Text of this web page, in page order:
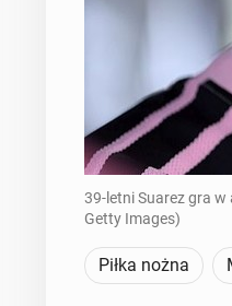
39-letni Suarez gra w
Getty Images)
Piłka nożna